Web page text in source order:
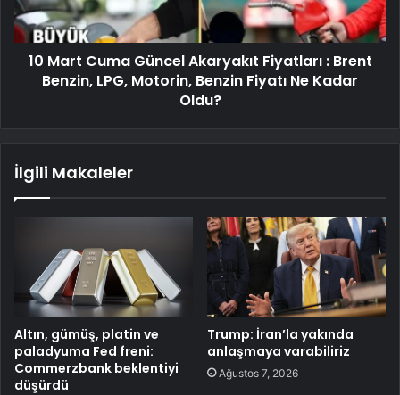
10 Mart Cuma Güncel Akaryakıt Fiyatları : Brent
Benzin, LPG, Motorin, Benzin Fiyatı Ne Kadar
Oldu?
İlgili Makaleler
Altın, gümüş, platin ve
paladyuma Fed freni:
Commerzbank beklentiyi
düşürdü
Trump: İran’la yakında
anlaşmaya varabiliriz
Ağustos 7, 2026